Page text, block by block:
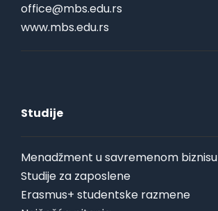
office@mbs.edu.rs
www.mbs.edu.rs
Studije
Menadžment u savremenom biznisu
Studije za zaposlene
Erasmus+ studentske razmene